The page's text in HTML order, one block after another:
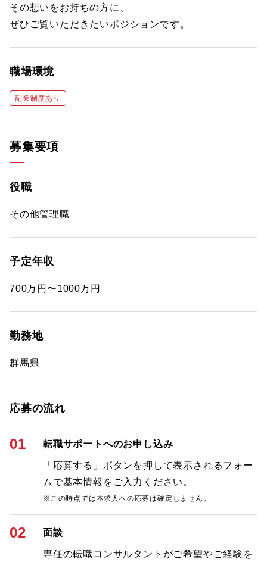
その想いをお持ちの方に、
ぜひご覧いただきたいポジションです。
職場環境
副業制度あり
募集要項
役職
その他管理職
予定年収
700万円〜1000万円
勤務地
群馬県
応募の流れ
01 転職サポートへのお申し込み
「応募する」ボタンを押して表示されるフォー
ムで基本情報をご入力ください。
※この時点では本求人への応募は確定しません。
02 面談
専任の転職コンサルタントがご希望やご経験を